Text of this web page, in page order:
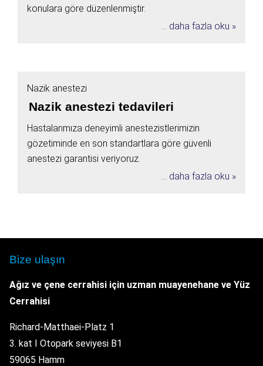
konulara göre düzenlenmiştir.
... daha fazla oku »
Nazik anestezi
Nazik anestezi tedavileri
Hastalarımıza deneyimli anestezistlerimizin
gözetiminde en son standartlara göre güvenli
anestezi garantisi veriyoruz.
... daha fazla oku »
Bize ulaşın
Ağız ve çene cerrahisi için uzman muayenehane ve Yüz
Cerrahisi
Richard-Matthaei-Platz 1
3. kat I Otopark seviyesi B1
59065 Hamm